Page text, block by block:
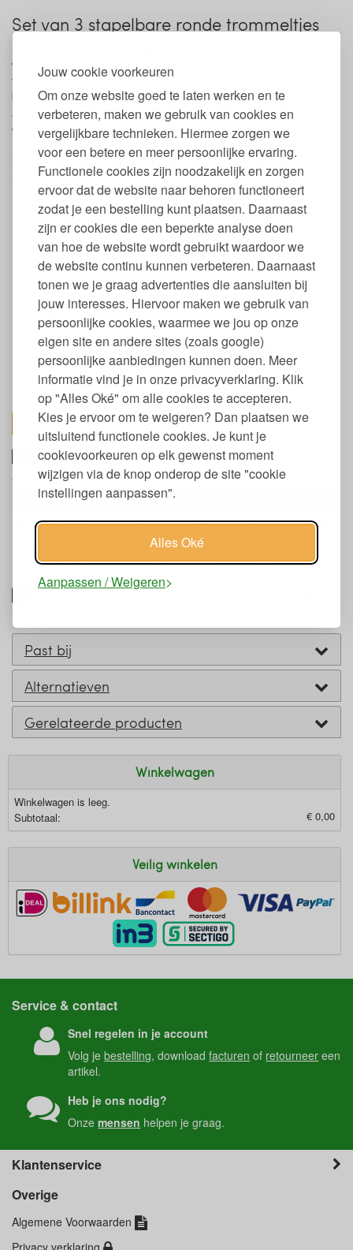
Jouw cookie voorkeuren
Om onze website goed te laten werken en te
verbeteren, maken we gebruik van cookies en
vergelijkbare technieken. Hiermee zorgen we
voor een betere en meer persoonlijke ervaring.
Functionele cookies zijn noodzakelijk en zorgen
ervoor dat de website naar behoren functioneert
zodat je een bestelling kunt plaatsen. Daarnaast
zijn er cookies die een beperkte analyse doen
van hoe de website wordt gebruikt waardoor we
de website continu kunnen verbeteren. Daarnaast
tonen we je graag advertenties die aansluiten bij
jouw interesses. Hiervoor maken we gebruik van
persoonlijke cookies, waarmee we jou op onze
eigen site en andere sites (zoals google)
persoonlijke aanbiedingen kunnen doen. Meer
informatie vind je in onze privacyverklaring. Klik
op "Alles Oké" om alle cookies te accepteren.
Kies je ervoor om te weigeren? Dan plaatsen we
uitsluitend functionele cookies. Je kunt je
cookievoorkeuren op elk gewenst moment
wijzigen via de knop onderop de site "cookie
instellingen aanpassen".
Alles Oké
Aanpassen / Weigeren
Set van 3 stapelbare ronde trommeltjes
weinig ruimte innemen bij het opbergen in de keuken. De
trommeltjes hebben ieder een ander formaat. De twee kleinste
bewaarbakjes zijn ook ideaal om in een broodtrommel te doen
zodat je een extra vakje creëert waardoor je voedsel van elkaar
gescheiden houdt.
Eigenschappen ronde bewaarbakjes RVS
Kadapa
Set van 3 stuks met verschillende afmetingen
Niet lekdicht, minder geschikt voor vloeibaar voedsel
Gemaakt van food grade RVS (204)
Vrij van hormoonverstorende en andere schadelijke stoffen
zoals BPA, BPS, schadelijke weekmakers (incl. ftalaten),
formaldehyde, PVC en zware metalen
Stapelbaar
Geschikt voor vaatwasser
Niet geschikt voor in de magnetron
De producent raadt vriezer en oven af vanwege
verbrandingsgevaar en mogelijk verbuigen of splijten van
het RVS
Geproduceerd in India
toon alles
Afmetingen set van drie ronde bakjes RVS
A Slice of Green Kadapa
Afmeting
Kleinste bakje
8 cm. diameter 4,8 cm.
100 ml.
9 cm. diameter
Grootste bakje
10 cm. diameter 5,5 cm. 250 ml.
Schoonmaken A Slice of Green set ronde
Past bij
Alternatieven
Gerelateerde producten
Winkelwagen
Winkelwagen is leeg.
Subtotaal:
€ 0,00
Veilig winkelen
Service & contact
Snel regelen in je account
Volg jebestelling, downloadfacturen of retourneer een
artikel.
Heb je ons nodig?
Onzemensen helpen je graag.
Klantenservice
Overige
Algemene Voorwaarden
Privacy verklaring